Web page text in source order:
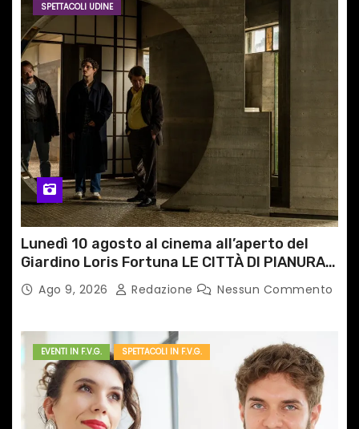
a
r
t
i
c
o
l
i
SPETTACOLI UDINE
Lunedì 10 agosto al cinema all’aperto del
Giardino Loris Fortuna LE CITTÀ DI PIANURA,
il caso cinematografico dell’anno!
Ago 9, 2026 Redazione Nessun Commento
EVENTI IN F.V.G. SPETTACOLI IN F.V.G.